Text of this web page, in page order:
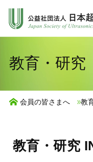
ス
学会について
教育・研究
会員の皆さまへ 教
教育・研究